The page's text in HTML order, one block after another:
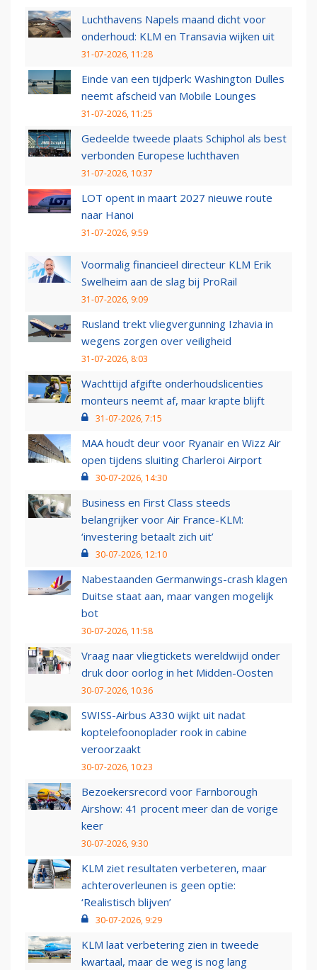
Luchthavens Napels maand dicht voor
onderhoud: KLM en Transavia wijken uit
31-07-2026, 11:28
Einde van een tijdperk: Washington Dulles
neemt afscheid van Mobile Lounges
31-07-2026, 11:25
Gedeelde tweede plaats Schiphol als best
verbonden Europese luchthaven
31-07-2026, 10:37
LOT opent in maart 2027 nieuwe route
naar Hanoi
31-07-2026, 9:59
Voormalig financieel directeur KLM Erik
Swelheim aan de slag bij ProRail
31-07-2026, 9:09
Rusland trekt vliegvergunning Izhavia in
wegens zorgen over veiligheid
31-07-2026, 8:03
Wachttijd afgifte onderhoudslicenties
monteurs neemt af, maar krapte blijft
31-07-2026, 7:15
MAA houdt deur voor Ryanair en Wizz Air
open tijdens sluiting Charleroi Airport
30-07-2026, 14:30
Business en First Class steeds
belangrijker voor Air France-KLM:
‘investering betaalt zich uit’
30-07-2026, 12:10
Nabestaanden Germanwings-crash klagen
Duitse staat aan, maar vangen mogelijk
bot
30-07-2026, 11:58
Vraag naar vliegtickets wereldwijd onder
druk door oorlog in het Midden-Oosten
30-07-2026, 10:36
SWISS-Airbus A330 wijkt uit nadat
koptelefoonoplader rook in cabine
veroorzaakt
30-07-2026, 10:23
Bezoekersrecord voor Farnborough
Airshow: 41 procent meer dan de vorige
keer
30-07-2026, 9:30
KLM ziet resultaten verbeteren, maar
achteroverleunen is geen optie:
‘Realistisch blijven’
30-07-2026, 9:29
KLM laat verbetering zien in tweede
kwartaal, maar de weg is nog lang